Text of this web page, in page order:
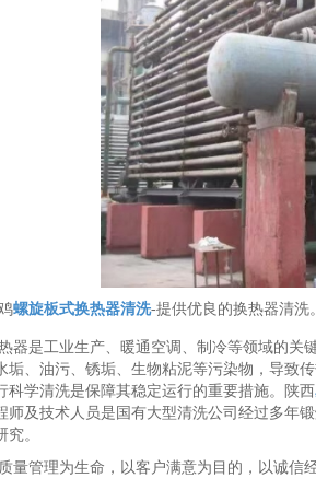
螺旋板式换热器清洗-提供优良的换热器清洗。
器是工业生产、暖通空调、制冷等领域的关
垢、油污、锈垢、生物粘泥等污染物，导致
科学清洗是保障其稳定运行的重要措施。陕西
师及技术人员是国有大型清洗公司经过多年
究。
量管理为生命，以客户满意为目的，以诚信